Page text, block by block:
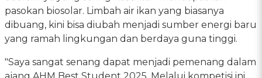
pasokan biosolar. Limbah air ikan yang biasanya
dibuang, kini bisa diubah menjadi sumber energi baru
yang ramah lingkungan dan berdaya guna tinggi.
"Saya sangat senang dapat menjadi pemenang dalam